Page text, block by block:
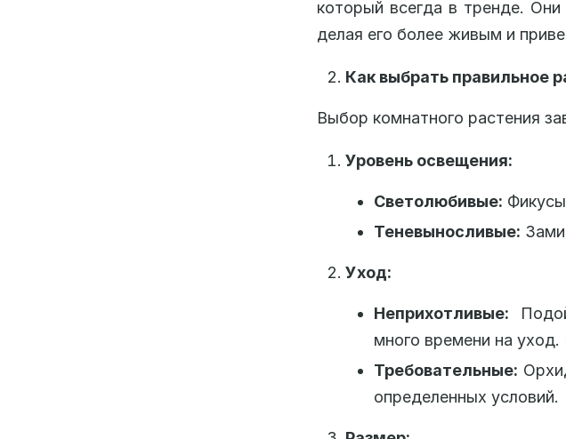
который всегда в тренде.
делая его более живым и
Как выбрать правильное
Выбор комнатного растения
Уровень освещения:
Светолюбивые:
Теневыносливые:
Уход:
Неприхотливые:
много времени на
Требовательные:
определенных условий.